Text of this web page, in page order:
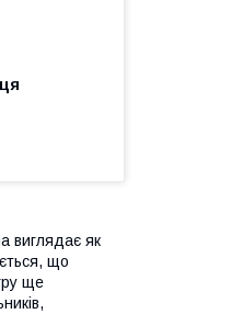
виглядає як
що
ще